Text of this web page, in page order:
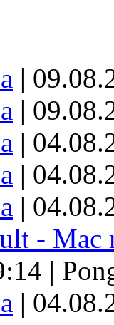
|
|
|
|
|
- Mac
|
|